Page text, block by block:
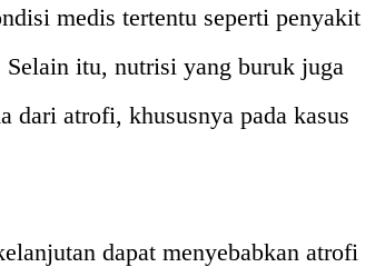
medis tertentu seperti penyakit
Selain itu, nutrisi yang buruk juga
dari atrofi, khususnya pada kasus
dapat menyebabkan atrofi